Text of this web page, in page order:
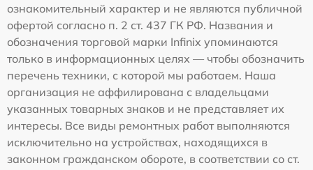
ознакомительный характер и не являются публичной
офертой согласно п. 2 ст. 437 ГК РФ. Названия и
обозначения торговой марки Infinix упоминаются
только в информационных целях — чтобы обозначить
перечень техники, с которой мы работаем. Наша
организация не аффилирована с владельцами
указанных товарных знаков и не представляет их
интересы. Все виды ремонтных работ выполняются
исключительно на устройствах, находящихся в
законном гражданском обороте, в соответствии со ст.